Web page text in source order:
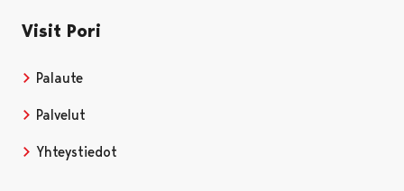
Visit Pori
Palaute
Palvelut
Yhteystiedot